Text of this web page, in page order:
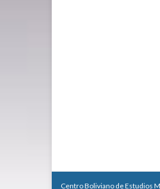
Centro Boliviano de Estudios